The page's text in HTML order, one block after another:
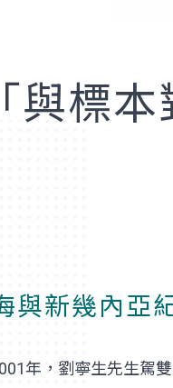
標本
與新幾內亞
年，劉寧生先生